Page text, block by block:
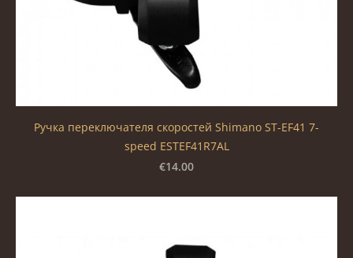
Ручка переключателя скоростей Shimano ST-EF41 7-
speed ESTEF41R7AL
€14.00